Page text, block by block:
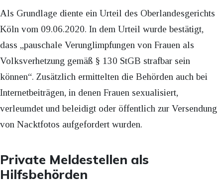
Als Grundlage diente ein Urteil des Oberlandesgerichts
Köln vom 09.06.2020. In dem Urteil wurde bestätigt,
dass „pauschale Verunglimpfungen von Frauen als
Volksverhetzung gemäß § 130 StGB strafbar sein
können“. Zusätzlich ermittelten die Behörden auch bei
Internetbeiträgen, in denen Frauen sexualisiert,
verleumdet und beleidigt oder öffentlich zur Versendung
von Nacktfotos aufgefordert wurden.
Private Meldestellen als
Hilfsbehörden